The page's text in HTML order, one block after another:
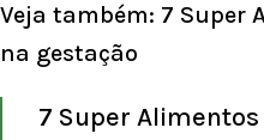
Veja também: 7 Super
na gestação
7 Super Alimentos